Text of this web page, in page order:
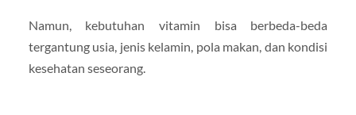
Namun, kebutuhan vitamin bisa berbeda-beda
tergantung usia, jenis kelamin, pola makan, dan kondisi
kesehatan seseorang.